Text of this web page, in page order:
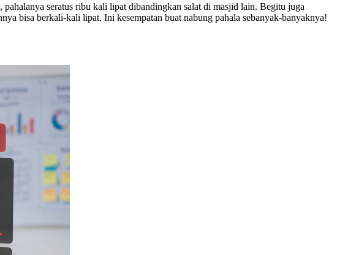
seratus ribu kali lipat dibandingkan salat di masjid lain. Begitu juga
bisa berkali-kali lipat. Ini kesempatan buat nabung pahala sebanyak-banyaknya!